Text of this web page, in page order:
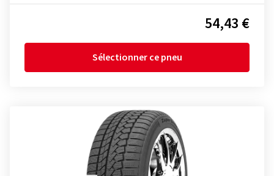
54,43 €
Sélectionner ce pneu